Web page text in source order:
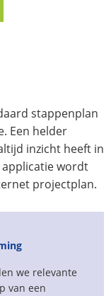
stappenplan
Een helder
inzicht heeft in
wordt
projectplan.
we relevante
van een